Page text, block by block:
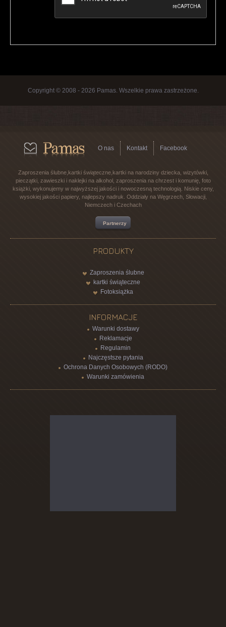
Copyright © 2008 - 2026 Pamas. Wszelkie prawa zastrzeżone.
O nas Kontakt Facebook
Zaproszenia ślubne,kartki świąteczne,kartki na narodziny dziecka, wizytówki,
pieczątki, zawieszki i naklejki na alkohol, zaproszenia na chrzest i komunię, foto
książki, wykonujemy w najwyższej jakości i nowoczesną technologią. Niskie ceny,
wysokiej jakości papiery, najlepszy nadruk. Oddziały na Węgrzech, Słowacji,
Niemczech i Czechach
Partnerzy
PRODUKTY
Zaproszenia ślubne
kartki świąteczne
Fotoksiążka
INFORMACJE
Warunki dostawy
Reklamacje
Regulamin
Najczęstsze pytania
Ochrona Danych Osobowych (RODO)
Warunki zamówienia